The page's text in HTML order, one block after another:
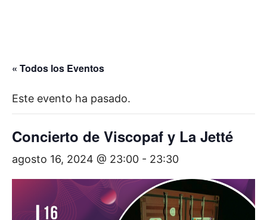
« Todos los Eventos
Este evento ha pasado.
Concierto de Viscopaf y La Jetté
agosto 16, 2024 @ 23:00 - 23:30